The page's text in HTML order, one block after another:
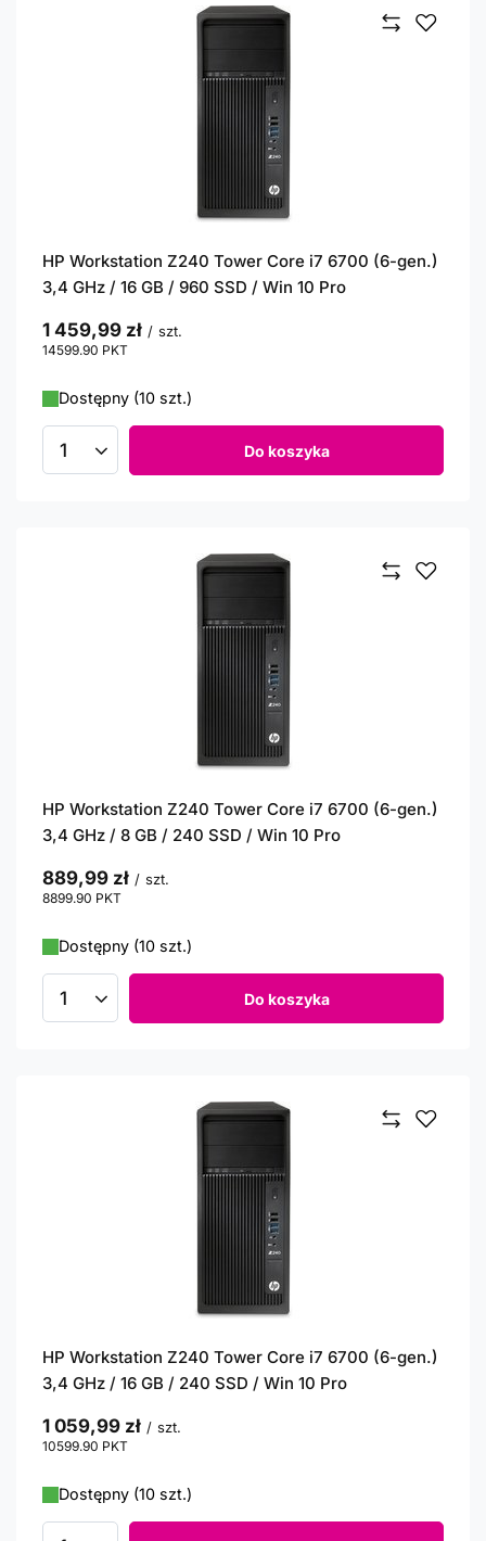
HP Workstation Z240 Tower Core i7 6700 (6-gen.)
3,4 GHz / 16 GB / 960 SSD / Win 10 Pro
1 459,99 zł / szt.
14599.90 PKT
Dostępny (10 szt.)
Ilość produktów Do koszyka
HP Workstation Z240 Tower Core i7 6700 (6-gen.)
3,4 GHz / 8 GB / 240 SSD / Win 10 Pro
889,99 zł / szt.
8899.90 PKT
Dostępny (10 szt.)
Ilość produktów Do koszyka
HP Workstation Z240 Tower Core i7 6700 (6-gen.)
3,4 GHz / 16 GB / 240 SSD / Win 10 Pro
1 059,99 zł / szt.
10599.90 PKT
Dostępny (10 szt.)